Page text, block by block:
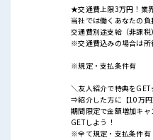
★交通費上限3万円！業
当社では働くあなたの
交通費別途支給（非課税
※交通費込みの場合は所
※規定・支払条件有
＼友人紹介で特典を
⇒紹介した方に【10万円
期間限定で金額増加キ
GETしよう！
※全て規定・支払条件有